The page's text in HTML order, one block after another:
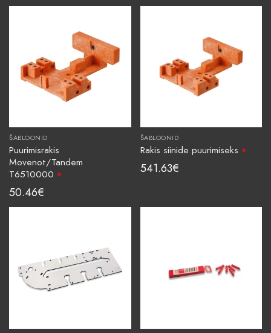
ŠABLOONID
Puurimisrakis
Movenot/Tandem
T6510000
50.46€
ŠABLOONID
Rakis siinide puurimiseks
541.63€